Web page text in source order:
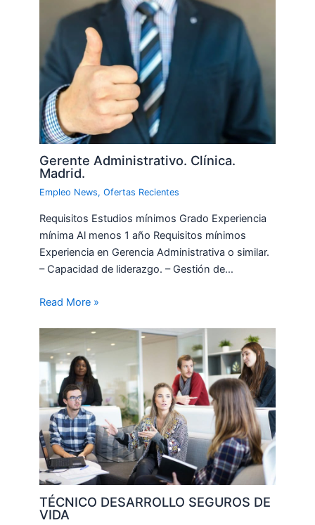
Gerente Administrativo. Clínica.
Madrid.
Empleo News,Ofertas Recientes
Requisitos Estudios mínimos Grado Experiencia
mínima Al menos 1 año Requisitos mínimos
Experiencia en Gerencia Administrativa o similar.
– Capacidad de liderazgo. – Gestión de…
Read More »
TÉCNICO DESARROLLO SEGUROS DE
VIDA